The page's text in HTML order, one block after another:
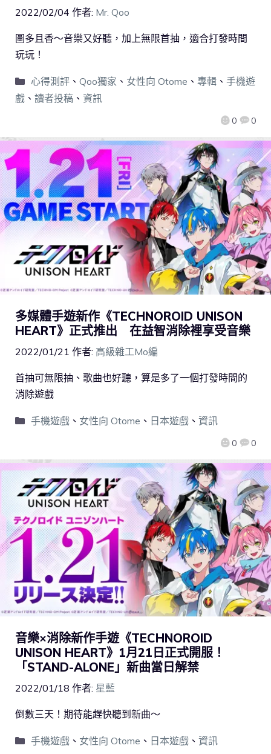
2022/02/04 作者: Mr. Qoo
0 0
圖多且香～音樂又好聽，加上無限首抽，適合打發時間
玩玩！
心得測評、 Qoo獨家 、 女性向 Otome 、 專輯、 手機遊
戲 、 讀者投稿 、 資訊
多媒體手遊新作《TECHNOROID UNISON
HEART》正式推出 在益智消除裡享受音樂
2022/01/21 作者: 高級雜工Mo編
0 0
首抽可無限抽、歌曲也好聽，算是多了一個打發時間的
消除遊戲
手機遊戲、 女性向 Otome 、 日本遊戲、 資訊
音樂×消除新作手遊《TECHNOROID
UNISON HEART》1月21日正式開服！
「STAND-ALONE」新曲當日解禁
2022/01/18 作者: 星藍
倒數三天！期待能趕快聽到新曲～
手機遊戲、 女性向 Otome 、 日本遊戲、 資訊